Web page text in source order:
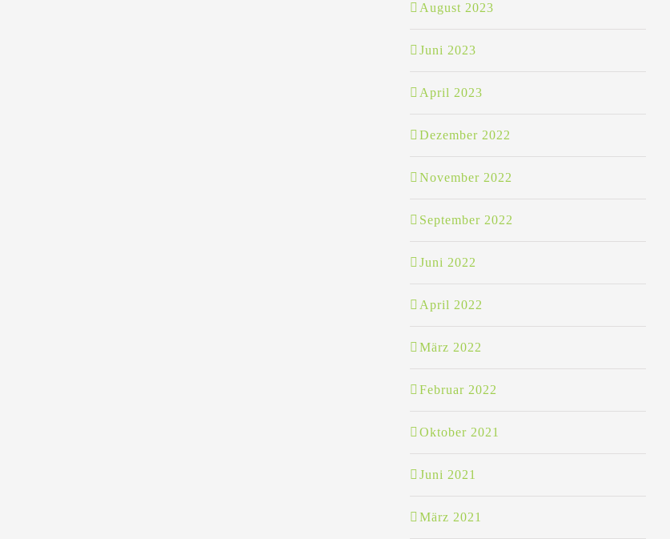
August 2023
Juni 2023
April 2023
Dezember 2022
November 2022
September 2022
Juni 2022
April 2022
März 2022
Februar 2022
Oktober 2021
Juni 2021
März 2021